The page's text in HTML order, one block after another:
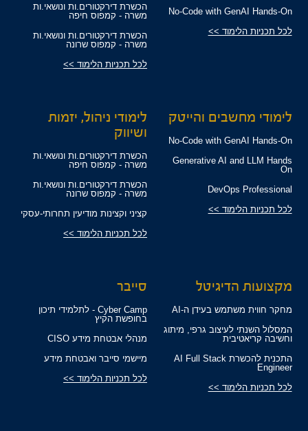
No-Code with GenAI Hands-On
לכל תכניות הלימוד >>
הכשרת דירקטורים.ות ונושאי.ות
משרה - קמפוס חיפה
הכשרת דירקטורים.ות ונושאי.ות
משרה - קמפוס שרונה
לכל תכניות הלימוד >>
לימודי מחשבים והייטק
No-Code with GenAI Hands-On
Generative AI and LLM Hands
On
DevOps Professional
לכל תכניות הלימוד >>
לימודי ניהול, יזמות
ושיווק
הכשרת דירקטורים.ות ונושאי.ות
משרה - קמפוס חיפה
הכשרת דירקטורים.ות ונושאי.ות
משרה - קמפוס שרונה
קציני וקצינות מודיעין תחרותי-עסקי
לכל תכניות הלימוד >>
מקצועות הדיגיטל
מחקר חווית משתמש בעידן ה-AI
המסלול השנתי לעיצוב גרפי, מיתוג
וחשיבה קריאטיבית
התכנית להכשרת AI Full Stack
Engineer
לכל תכניות הלימוד >>
סייבר
Cyber Camp - לתלמידי תיכון
בחופשת הקיץ
מנהלי אבטחת מידע CISO
מיישמי סייבר ואבטחת מידע
לכל תכניות הלימוד >>